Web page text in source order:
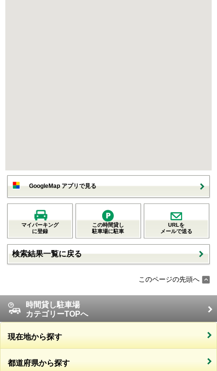
GoogleMap アプリで見る
マイパーキング
に登録
この時間貸し
駐車場に駐車
URLを
メールで送る
検索結果一覧に戻る
このページの先頭へ
時間貸し駐車場
カテゴリーTOPへ
現在地から探す
都道府県から探す